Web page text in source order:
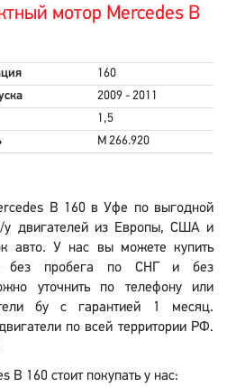
мотор Mercedes B
160
2009 - 2011
1,5
M 266.920
B 160 в Уфе по выгодной
у двигателей из Европы, США и
авто. У нас вы можете купить
без пробега по СНГ и без
уточнить по телефону или
бу с гарантией 1 месяц.
по всей территории РФ.
B 160 стоит покупать у нас: